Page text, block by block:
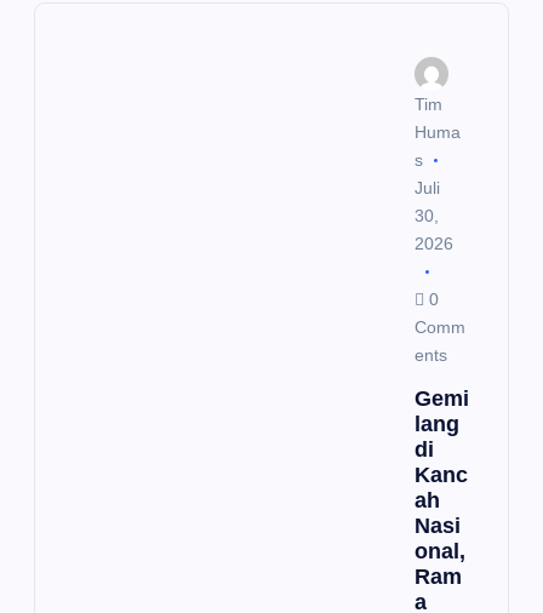
Tim
Huma
s
Juli
30,
2026
0
Comm
ents
Gemi
lang
di
Kanc
ah
Nasi
onal,
Ram
a